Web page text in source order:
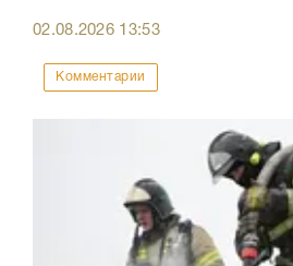
02.08.2026 13:53
Комментарии